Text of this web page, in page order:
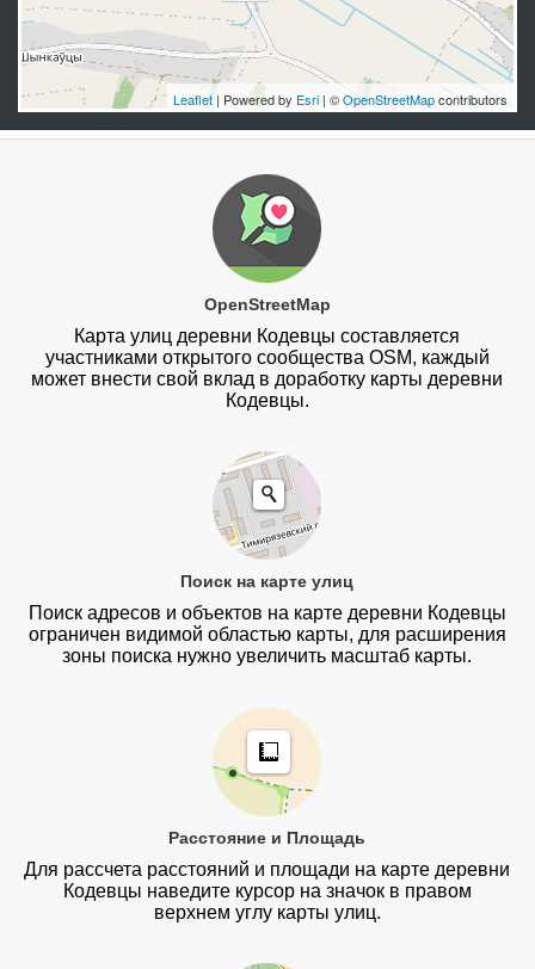
Leaflet | Powered by Esri | ©OpenStreetMapcontributors
OpenStreetMap
Карта улиц деревни Кодевцы составляется
участниками открытого сообщества OSM, каждый
может внести свой вклад в доработку карты деревни
Кодевцы.
Поиск на карте улиц
Поиск адресов и объектов на карте деревни Кодевцы
ограничен видимой областью карты, для расширения
зоны поиска нужно увеличить масштаб карты.
Расстояние и Площадь
Для рассчета расстояний и площади на карте деревни
Кодевцы наведите курсор на значок в правом
верхнем углу карты улиц.